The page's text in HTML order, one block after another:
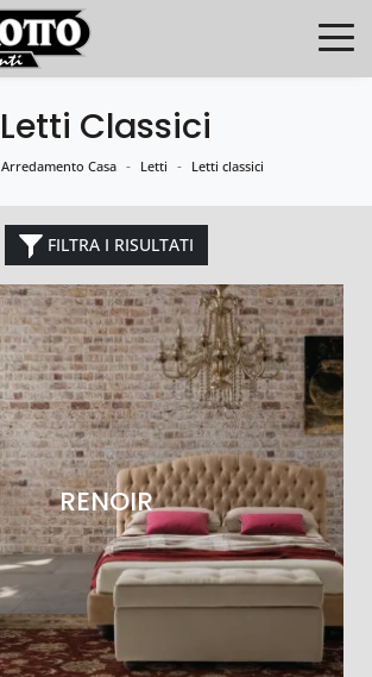
Letti Classici
Arredamento Casa - Letti - Letti classici
FILTRA I RISULTATI
RENOIR